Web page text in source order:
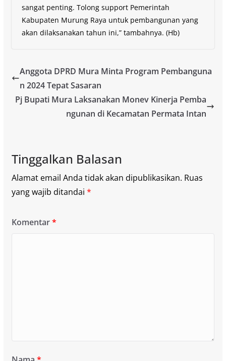
sangat penting. Tolong support Pemerintah
Kabupaten Murung Raya untuk pembangunan yang
akan dilaksanakan tahun ini,” tambahnya. (Hb)
Anggota DPRD Mura Minta Program Pembanguna
n 2024 Tepat Sasaran
Pj Bupati Mura Laksanakan Monev Kinerja Pemba
ngunan di Kecamatan Permata Intan
Tinggalkan Balasan
Alamat email Anda tidak akan dipublikasikan. Ruas
yang wajib ditandai *
Komentar*